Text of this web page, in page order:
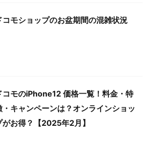
コモショップのお盆期間の混雑状況
コモのiPhone12 価格一覧！料金・特
・キャンペーンは？オンラインショッ
がお得？【2025年2月】